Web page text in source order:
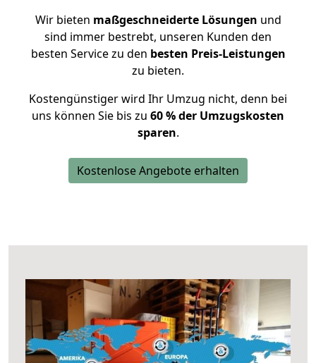
Wir bieten maßgeschneiderte Lösungen und
sind immer bestrebt, unseren Kunden den
besten Service zu den besten Preis-Leistungen
zu bieten.
Kostengünstiger wird Ihr Umzug nicht, denn bei
uns können Sie bis zu 60 % der Umzugskosten
sparen.
Kostenlose Angebote erhalten